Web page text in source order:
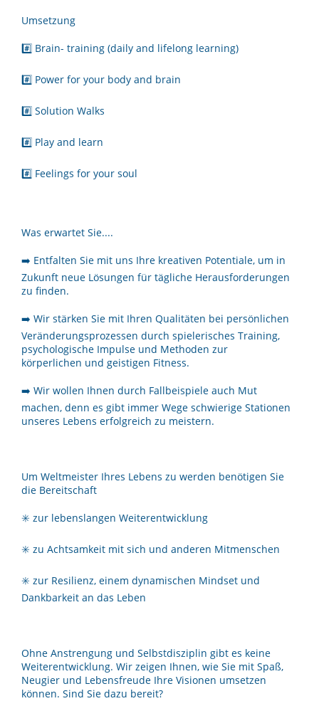
Umsetzung
#️⃣ Brain- training (daily and lifelong learning)
#️⃣ Power for your body and brain
#️⃣ Solution Walks
#️⃣ Play and learn
#️⃣ Feelings for your soul
Was erwartet Sie....
➡️ Entfalten Sie mit uns Ihre kreativen Potentiale, um in
Zukunft neue Lösungen für tägliche Herausforderungen
zu finden.
➡️ Wir stärken Sie mit Ihren Qualitäten bei persönlichen
Veränderungsprozessen durch spielerisches Training,
psychologische Impulse und Methoden zur
körperlichen und geistigen Fitness.
➡️ Wir wollen Ihnen durch Fallbeispiele auch Mut
machen, denn es gibt immer Wege schwierige Stationen
unseres Lebens erfolgreich zu meistern.
Um Weltmeister Ihres Lebens zu werden benötigen Sie
die Bereitschaft
✳️ zur lebenslangen Weiterentwicklung
✳️ zu Achtsamkeit mit sich und anderen Mitmenschen
✳️ zur Resilienz, einem dynamischen Mindset und
Dankbarkeit an das Leben
Ohne Anstrengung und Selbstdisziplin gibt es keine
Weiterentwicklung. Wir zeigen Ihnen, wie Sie mit Spaß,
Neugier und Lebensfreude Ihre Visionen umsetzen
können. Sind Sie dazu bereit?